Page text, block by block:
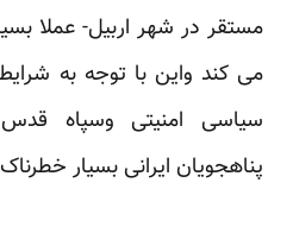
مستقر در شهر اربیل- عملا
می کند واین با توجه به
سیاسی امنیتی وسپاه
پناهجویان ایرانی بسیار